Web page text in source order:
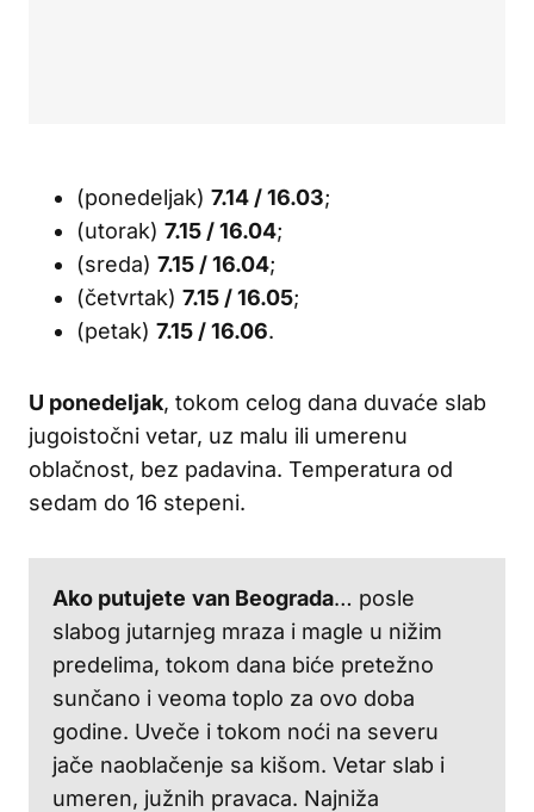
(ponedeljak) 7.14 / 16.03;
(utorak) 7.15 / 16.04;
(sreda) 7.15 / 16.04;
(četvrtak) 7.15 / 16.05;
(petak) 7.15 / 16.06.
U ponedeljak, tokom celog dana duvaće slab
jugoistočni vetar, uz malu ili umerenu
oblačnost, bez padavina. Temperatura od
sedam do 16 stepeni.
Ako putujete van Beograda… posle
slabog jutarnjeg mraza i magle u nižim
predelima, tokom dana biće pretežno
sunčano i veoma toplo za ovo doba
godine. Uveče i tokom noći na severu
jače naoblačenje sa kišom. Vetar slab i
umeren, južnih pravaca. Najniža